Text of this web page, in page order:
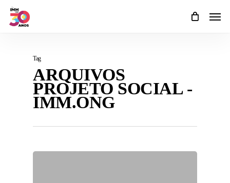
Skip
main
Tag
ARQUIVOS
PROJETO SOCIAL -
IMM.ONG